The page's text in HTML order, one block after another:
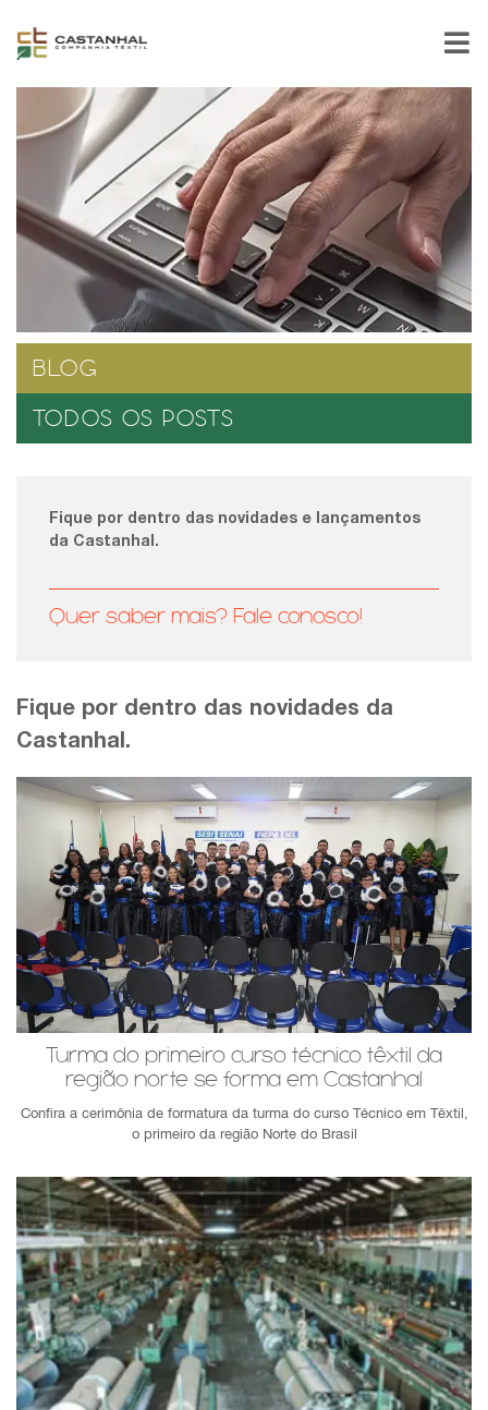
BLOG
TODOS OS POSTS
Fique por dentro das novidades e lançamentos
da Castanhal.
Quer saber mais? Fale conosco!
Fique por dentro das novidades da
Castanhal.
Turma do primeiro curso técnico têxtil da
região norte se forma em Castanhal
Confira a cerimônia de formatura da turma do curso Técnico em Têxtil,
o primeiro da região Norte do Brasil